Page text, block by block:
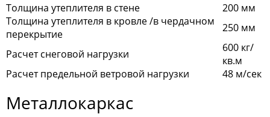
Толщина утеплителя в стене
200 мм
Толщина утеплителя в кровле /в чердачном
перекрытие
250 мм
Расчет снеговой нагрузки
600 кг/
кв.м
Расчет предельной ветровой нагрузки
48 м/сек
Металлокаркас